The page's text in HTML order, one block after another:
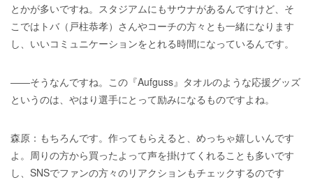
とかが多いですね。スタジアムにもサウナがあるんですけど、そ
こではトバ（戸柱恭孝）さんやコーチの方々とも一緒になります
し、いいコミュニケーションをとれる時間になっているんです。
――そうなんですね。この『Aufguss』タオルのような応援グッズ
というのは、やはり選手にとって励みになるものですよね。
森原：もちろんです。作ってもらえると、めっちゃ嬉しいんです
よ。周りの方から買ったよって声を掛けてくれることも多いです
し、SNSでファンの方々のリアクションもチェックするのです